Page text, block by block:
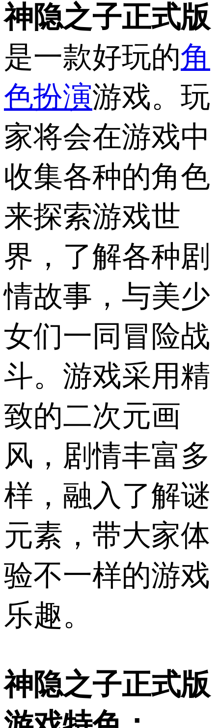
神隐之子正式版
是一款好玩的角
色扮演游戏。玩
家将会在游戏中
收集各种的角色
来探索游戏世
界，了解各种剧
情故事，与美少
女们一同冒险战
斗。游戏采用精
致的二次元画
风，剧情丰富多
样，融入了解谜
元素，带大家体
验不一样的游戏
乐趣。
神隐之子正式版